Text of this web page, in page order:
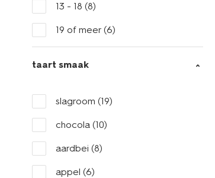
13 - 18 (8)
19 of meer (6)
taart smaak
slagroom (19)
chocola (10)
aardbei (8)
appel (6)